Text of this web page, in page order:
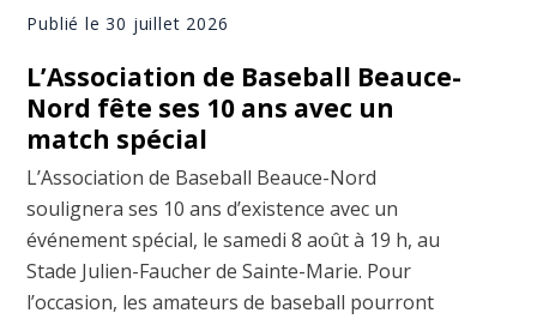
Publié le 30 juillet 2026
L’Association de Baseball Beauce-
Nord fête ses 10 ans avec un
match spécial
L’Association de Baseball Beauce-Nord
soulignera ses 10 ans d’existence avec un
événement spécial, le samedi 8 août à 19 h, au
Stade Julien-Faucher de Sainte-Marie. Pour
l’occasion, les amateurs de baseball pourront